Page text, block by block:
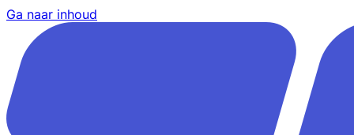
Ga naar inhoud